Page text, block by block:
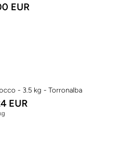
EUR
- 3.5 kg - Torronalba
EUR